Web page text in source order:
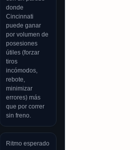
donde
Cincinnati
puede ganar
por volumen de
posesiones
útiles (forzar
tiros
incómodos,
rebote,
minimizar
errores) más
que por correr
sin freno.
Ritmo esperado